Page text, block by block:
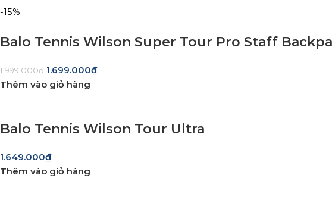
-15%
Balo Tennis Wilson Super Tour Pro Staff
1.999.000₫ 1.699.000₫
Thêm vào giỏ hàng
Balo Tennis Wilson Tour Ultra
1.649.000₫
Thêm vào giỏ hàng